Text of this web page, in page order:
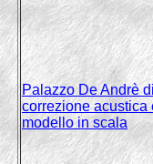
Palazzo De Andrè
correzione acustica
modello in scala